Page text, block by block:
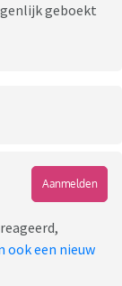
geboekt
Aanmelden
ook een nieuw